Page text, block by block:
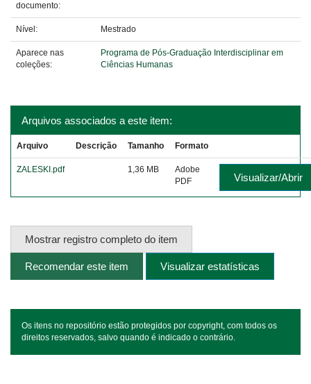
documento:
Nível: Mestrado
Aparece nas
coleções:
Programa de Pós-Graduação Interdisciplinar em
Ciências Humanas
Arquivos associados a este item:
Arquivo Descrição Tamanho Formato
ZALESKI.pdf 1,36 MB
Adobe
PDF
Visualizar/Abrir
Mostrar registro completo do item
Recomendar este item Visualizar estatísticas
Os itens no repositório estão protegidos por copyright, com todos os
direitos reservados, salvo quando é indicado o contrário.